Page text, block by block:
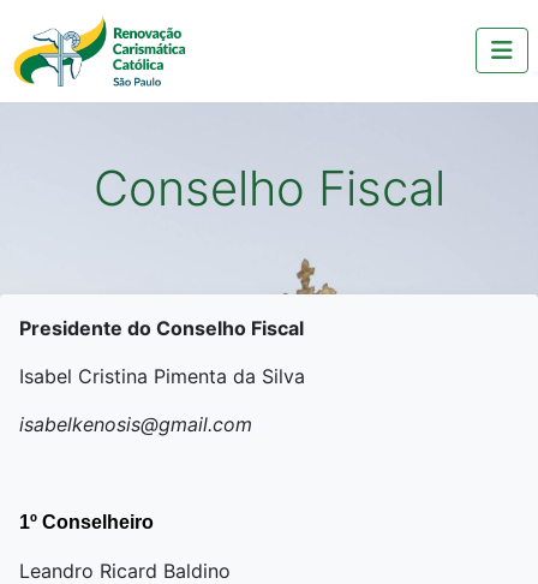
Conselho Fiscal
Presidente do Conselho Fiscal
Isabel Cristina Pimenta da Silva
isabelkenosis@gmail.com
1º Conselheiro
Leandro Ricard Baldino